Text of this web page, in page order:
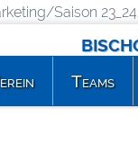
Saison
Teams